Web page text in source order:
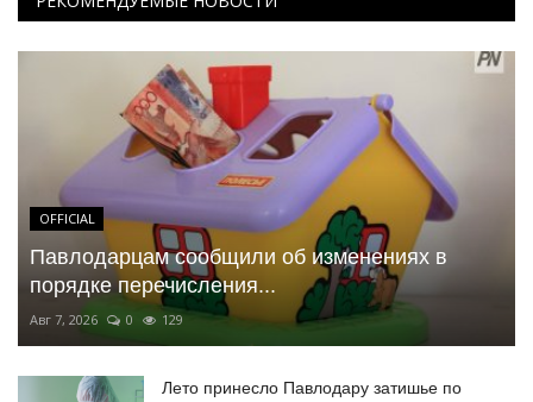
OFFICIAL
Павлодарцам сообщили об изменениях в
порядке перечисления...
Авг 7, 2026 0 129
Лето принесло Павлодару затишье по